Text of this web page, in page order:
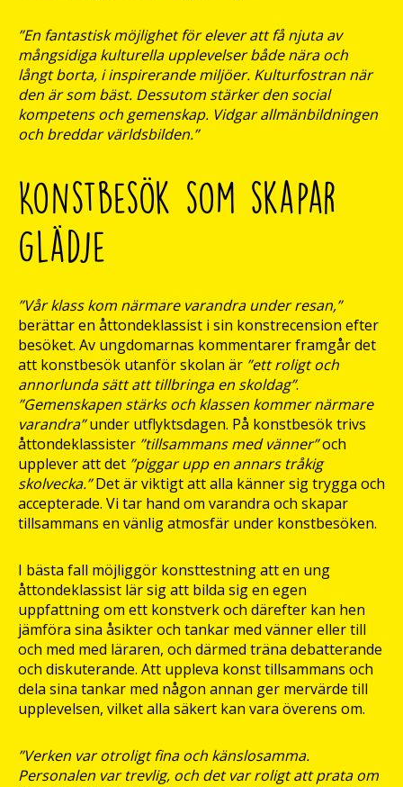
”En fantastisk möjlighet för elever att få njuta av
mångsidiga kulturella upplevelser både nära och
långt borta, i inspirerande miljöer. Kulturfostran när
den är som bäst. Dessutom stärker den social
kompetens och gemenskap. Vidgar allmänbildningen
och breddar världsbilden.”
Konstbesök som skapar
glädje
”Vår klass kom närmare varandra under resan,”
berättar en åttondeklassist i sin konstrecension efter
besöket. Av ungdomarnas kommentarer framgår det
att konstbesök utanför skolan är ”ett roligt och
annorlunda sätt att tillbringa en skoldag”.
”Gemenskapen stärks och klassen kommer närmare
varandra”under utflyktsdagen. På konstbesök trivs
åttondeklassister ”tillsammans med vänner”och
upplever att det ”piggar upp en annars tråkig
skolvecka.”Det är viktigt att alla känner sig trygga och
accepterade. Vi tar hand om varandra och skapar
tillsammans en vänlig atmosfär under konstbesöken.
I bästa fall möjliggör konsttestning att en ung
åttondeklassist lär sig att bilda sig en egen
uppfattning om ett konstverk och därefter kan hen
jämföra sina åsikter och tankar med vänner eller till
och med med läraren, och därmed träna debatterande
och diskuterande. Att uppleva konst tillsammans och
dela sina tankar med någon annan ger mervärde till
upplevelsen, vilket alla säkert kan vara överens om.
”Verken var otroligt fina och känslosamma.
Personalen var trevlig, och det var roligt att prata om